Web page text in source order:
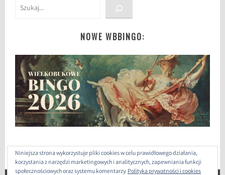
Szukaj
NOWE WBBINGO:
Niniejsza strona wykorzystuje pliki cookies w celu prawidłowego działania,
korzystania z narzędzi marketingowych i analitycznych, zapewniania funkcji
społecznościowych oraz systemu komentarzy.Polityka prywatności i cookies